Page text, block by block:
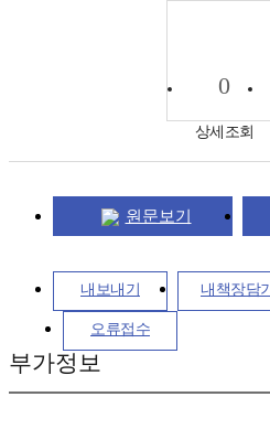
0
상세조회
원문보기
내보내기 내책장담기
오류접수
부가정보